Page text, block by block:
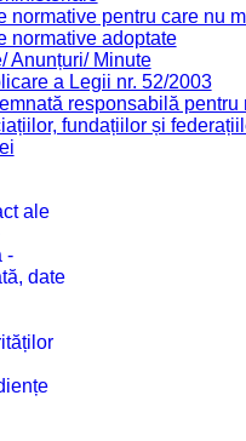
normative pentru care nu
normative adoptate
Anunțuri/ Minute
a Legii nr. 52/2003
responsabilă
fundațiilor și
ale
-
date